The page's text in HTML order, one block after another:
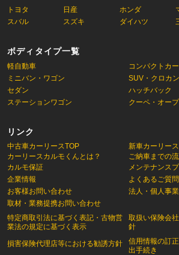
トヨタ 日産 ホンダ
スバル
スズキ ダイハツ
ボディタイプ一覧
軽自動車
コンパクトカー
ミニバン・ワゴン
SUV・クロカン
セダン
ハッチバック
ステーションワゴン
クーペ・オー
リンク
中古車カーリースTOP
カーリースカルモくんとは？
新車カーリー
ご納車までの
カルモ保証
企業情報
お客様お問い合わせ
取材・業務提携お問い合わせ
特定商取引法に基づく表記・古物営
業法の規定に基づく表示
損害保険代理店等における勧誘方針
メンテナンス
よくあるご質問
法人・個人事
取扱い保険会
針
信用情報の訂
出手続き